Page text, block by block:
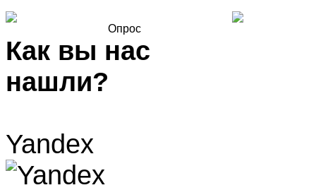
Опрос
Как вы нас
нашли?
Yandex